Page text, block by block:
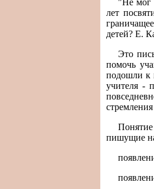
лет
детей? Е.
Это
помочь
подошли к
учителя -
пишущие на